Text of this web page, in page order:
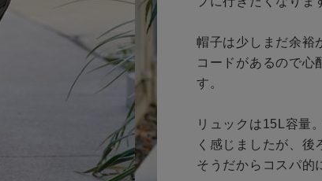
お知らせ・ご利用ガイド
お知らせ
ご利用ガイド
ギフトラッピング
お問い合わせ
在庫あり
この条件で絞り込む
帽子は少しまだ余裕
コードがあるので心
す。
リュックは15L容量
く感じましたが、後
そうだからコスパ的